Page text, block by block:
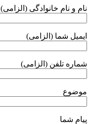
نام و نام خانوادگی (الزامی)
ایمیل شما (الزامی)
شماره تلفن (الزامی)
موضوع
پیام شما